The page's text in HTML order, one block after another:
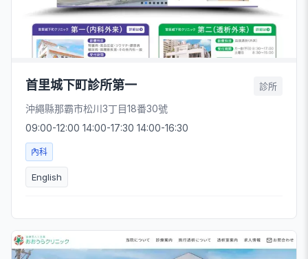
首里城下町診所第一 診所
沖繩縣那霸市松川3丁目18番30號
09:00-12:00 14:00-17:30 14:00-16:30
內科
English